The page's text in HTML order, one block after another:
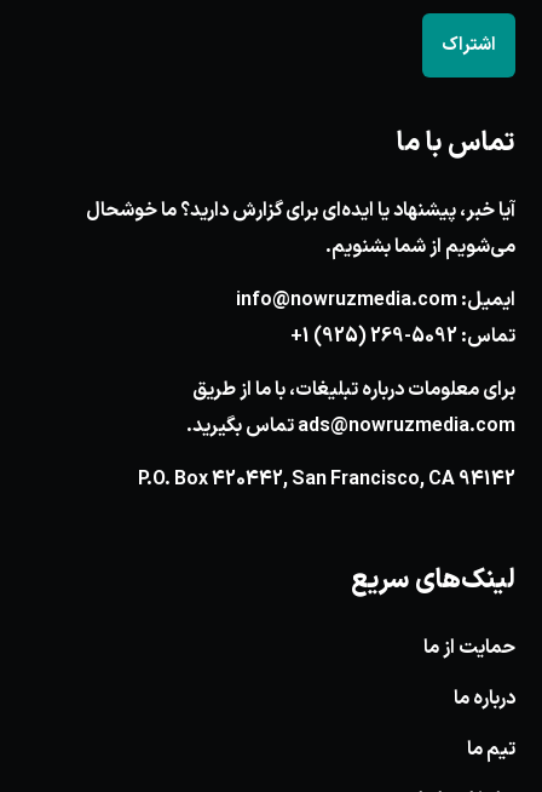
اشتراک
تماس با ما
آیا خبر، پیشنهاد یا ایده‌ای برای گزارش دارید؟ ما خوشحال
می‌شویم از شما بشنویم.
ایمیل:info@nowruzmedia.com
تماس:+1 (925) 269-5092
برای معلومات درباره تبلیغات، با ما از طریق
ads@nowruzmedia.comتماس بگیرید.
P.O. Box 420442, San Francisco, CA 94142
لینک‌های سریع
حمایت از ما
درباره ما
تیم ما